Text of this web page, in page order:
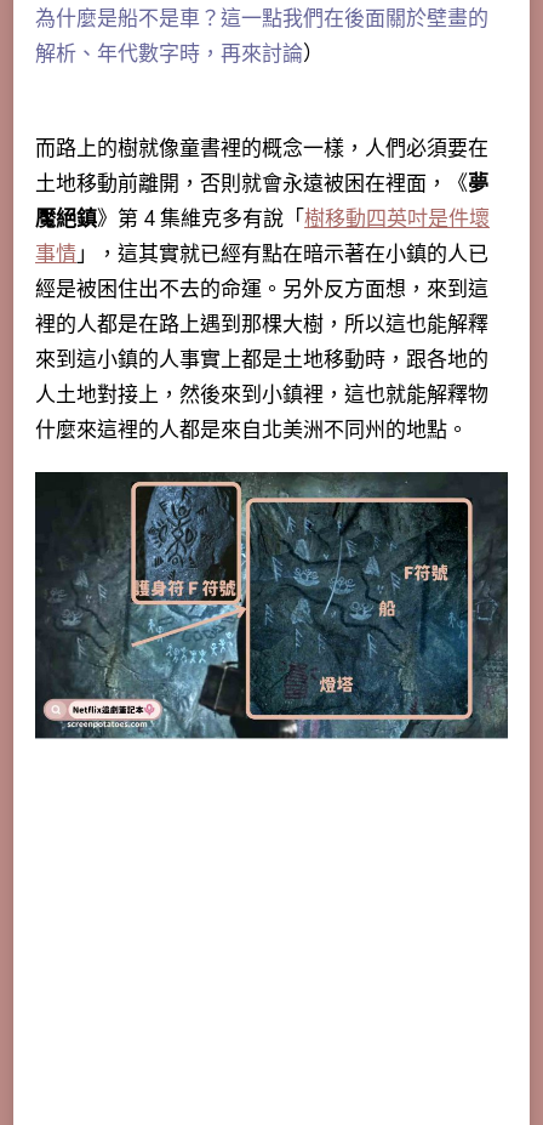
為什麼是船不是車？這一點我們在後面關於壁畫的
解析、年代數字時，再來討論）
而路上的樹就像童書裡的概念一樣，人們必須要在
土地移動前離開，否則就會永遠被困在裡面，《夢
魘絕鎮》第 4 集維克多有說「樹移動四英吋是件壞
事情」，這其實就已經有點在暗示著在小鎮的人已
經是被困住出不去的命運 。另外反方面想，來到這
裡的人都是在路上遇到那棵大樹，所以這也能解釋
來到這小鎮的人事實上都是土地移動時，跟各地的
人土地對接上，然後來到小鎮裡，這也就能解釋物
什麼來這裡的人都是來自北美洲不同州的地點。